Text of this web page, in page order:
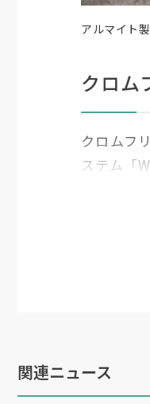
アルマイト
クロム
クロムフ
ステム「
たなビ
一方で、
関連ニュース